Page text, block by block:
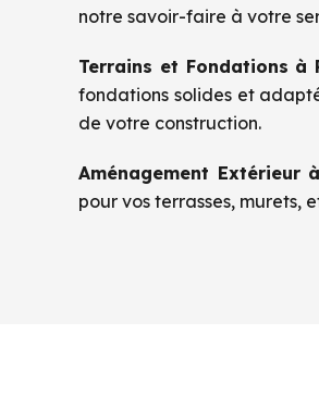
notre savoir-faire à votre
Terrains et Fondations à
fondations solides et
de votre construction.
Aménagement Extérieur à
pour vos terrasses, murets,